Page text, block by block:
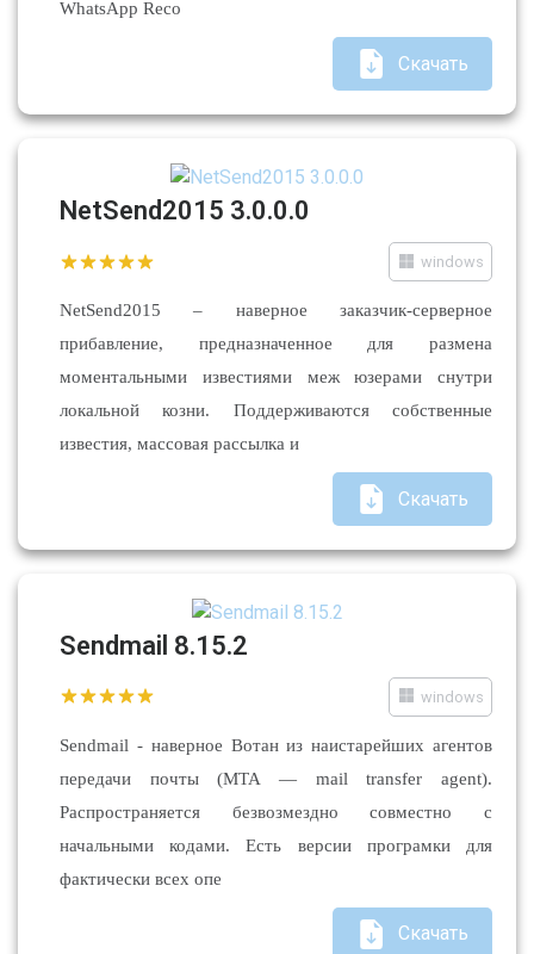
WhatsApp Reco
Скачать
NetSend2015 3.0.0.0
windows
NetSend2015 – наверное заказчик-серверное
прибавление, предназначенное для размена
моментальными известиями меж юзерами снутри
локальной козни. Поддерживаются собственные
известия, массовая рассылка и
Скачать
Sendmail 8.15.2
windows
Sendmail - наверное Вотан из наистарейших агентов
передачи почты (MTA — mail transfer agent).
Распространяется безвозмездно совместно с
начальными кодами. Есть версии програмки для
фактически всех опе
Скачать